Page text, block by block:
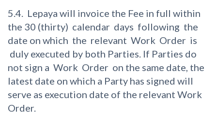
5.4. Lepaya will invoice the Fee in full within
the 30 (thirty) calendar days following the
date on which the relevant Work Order is
duly executed by both Parties. If Parties do
not sign a Work Order on the same date, the
latest date on which a Party has signed will
serve as execution date of the relevant Work
Order.